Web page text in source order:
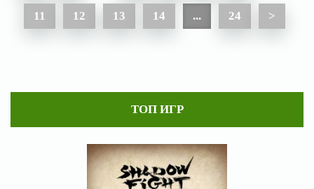
11 12 13 14 ... 24 >
ТОП ИГР